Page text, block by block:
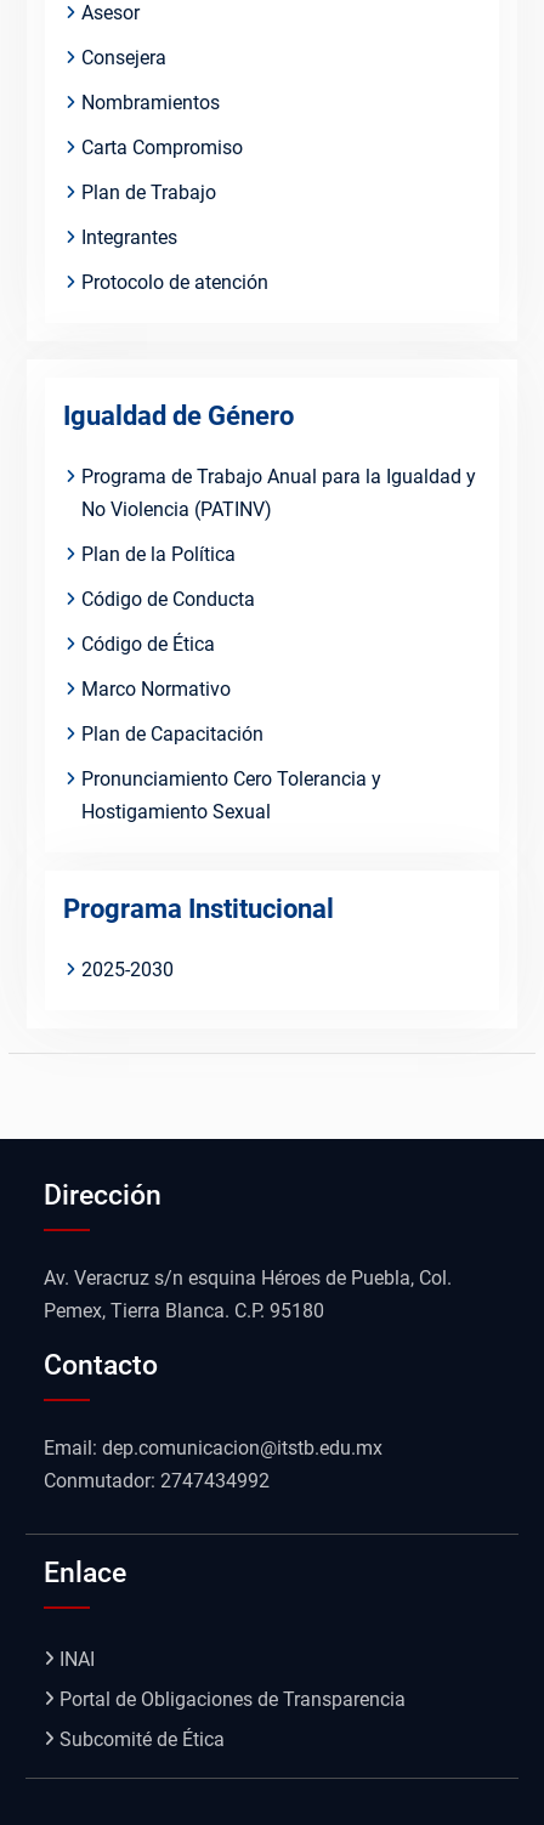
Asesor
Consejera
Nombramientos
Carta Compromiso
Plan de Trabajo
Integrantes
Protocolo de atención
Igualdad de Género
Programa de Trabajo Anual para la Igualdad y
No Violencia (PATINV)
Plan de la Política
Código de Conducta
Código de Ética
Marco Normativo
Plan de Capacitación
Pronunciamiento Cero Tolerancia y
Hostigamiento Sexual
Programa Institucional
2025-2030
Dirección
Av. Veracruz s/n esquina Héroes de Puebla, Col.
Pemex, Tierra Blanca. C.P. 95180
Contacto
Email: dep.comunicacion@itstb.edu.mx
Conmutador: 2747434992
Enlace
INAI
Portal de Obligaciones de Transparencia
Subcomité de Ética